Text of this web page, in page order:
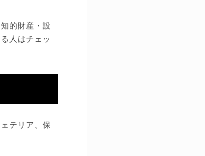
的財産・設
人はチェッ
テリア、保